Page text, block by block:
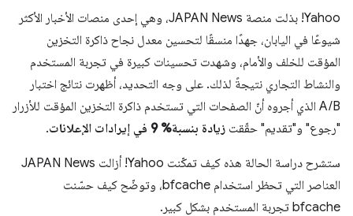
Yahoo! بذلت منصة JAPAN News، وهي إحدى منصات الأخبار الأكثر
شيوعًا في اليابان، جهدًا منسقًا لتحسين معدل نجاح ذاكرة التخزين
المؤقت للخلف والأمام، وشهدت تحسينات كبيرة في تجربة المستخدم
والنشاط التجاري نتيجةً لذلك. على وجه التحديد، أظهرت نتائج اختبار
A/B الذي أجروه أنّ الصفحات التي تستخدم ذاكرة التخزين المؤقت للأزرار
"رجوع" و"تقديم" حقّقت زيادة بنسبة% 9 في إيرادات الإعلانات .
ستشرح دراسة الحالة هذه كيف تمكّنت Yahoo! أزالت JAPAN News
العناصر التي تحظر استخدام bfcache، وتوضّح كيف حسّنت
bfcache تجربة المستخدم بشكل كبير.